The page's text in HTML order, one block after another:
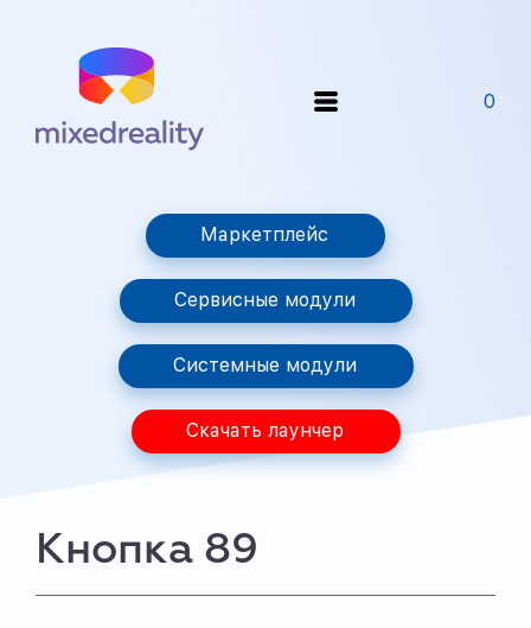
0
Маркетплейс
Сервисные модули
Системные модули
Скачать лаунчер
Кнопка 89